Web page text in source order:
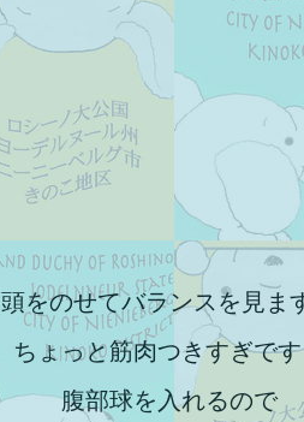
頭をのせてバランスを見ま
ちょっと筋肉つきすぎで
腹部球を入れるので